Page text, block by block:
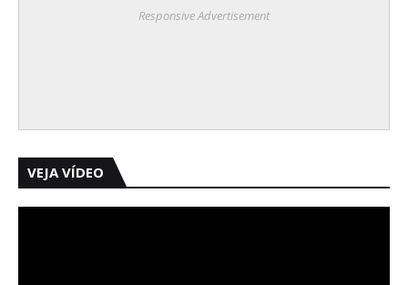
Responsive Advertisement
VEJA VÍDEO